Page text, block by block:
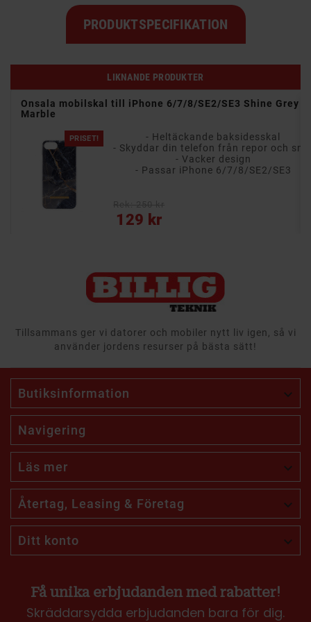
PRODUKTSPECIFIKATION
LIKNANDE PRODUKTER
Onsala mobilskal till iPhone 6/7/8/SE2/SE3 Shine Grey
Marble
PRISET!
- Heltäckande baksidesskal
- Vacker design
- Passar iPhone 6/7/8/SE2/SE3
129 kr
Pris
Tillsammans ger vi datorer och mobiler nytt liv igen, så vi
använder jordens resurser på bästa sätt!
Butiksinformation 
Navigering
Läs mer 
Återtag, Leasing & Företag 
Ditt konto 
Få unika erbjudanden med rabatter!
Skräddarsydda erbjudanden bara för dig.